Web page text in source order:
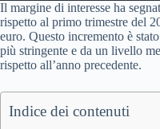
Il margine di interesse ha
rispetto al primo trimestre del
euro. Questo incremento è
più stringente e da un livello
rispetto all’anno precedente.
Indice dei contenuti